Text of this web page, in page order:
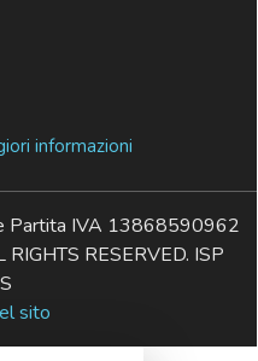
informazioni
Partita IVA 13868590962
RESERVED. ISP
sito